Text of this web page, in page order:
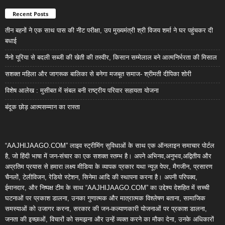
Recent Posts
तीन बहनों ने एक साथ पास की नीट परीक्षा, उप मुख्यमंत्री श्री विजय शर्मा ने घर पहुंचकर दी
बधाई
नैनो यूरिया से बदली सब्जी की खेती की तस्वीर, किसान सम्मेलाल बने आत्मनिर्भरता की मिसाल
सशक्त महिला और जागरूक बालिका से बनेगा मजबूत समाज- श्रीमती दीपिका शोरी
विशेष आलेख : मुसीबत में संबल बनी राष्ट्रीय परिवार सहायता योजना
बंदूक छोड़ आत्मसम्मान का रास्ता
“AAJHIJAAGO.COM” लाइव स्ट्रीमिंग सुविधाओं के साथ एक ऑनलाइन समाचार पोर्टल
है, जो हिंदी भाषा में जन-संचार का एक सशक्त स्तम्भ है। अपने अभिनव,अनुभव,अद्वितीय और
अप्रतिम प्रयास से हमारा लक्ष्य मीडिया के व्यापक प्रकार यथा न्यूज़ पेपर, मैगजीन, प्रसारण
चैनलों, टेलीविजन, रेडियो स्टेशन, सिनेमा आदि की स्थापना करना है। अपनी परिपक्व,
ईमानदार, और निष्पक्ष टीम के साथ “AAJHIJAAGO.COM” का उद्देश्य देशहित में सच्ची
घटनाओं पर प्रकाश डालना, उनका गुणात्मक और मात्रात्मक विश्लेषण बताना, सामाजिक
समस्याओं को उजागर करना, सरकार की जन-कल्याणकारी योजनाओं पर प्रकाश डालना,
जनता की इच्छाओं, विचारों को समझना और उन्हें व्यक्त करने का मौका देना, उनके अधिकारों